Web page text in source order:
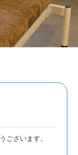
ございます。